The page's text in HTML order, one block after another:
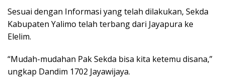
Sesuai dengan Informasi yang telah dilakukan, Sekda
Kabupaten Yalimo telah terbang dari Jayapura ke
Elelim.
“Mudah-mudahan Pak Sekda bisa kita ketemu disana,”
ungkap Dandim 1702 Jayawijaya.